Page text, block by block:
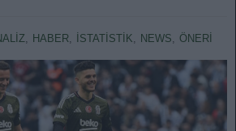
, HABER, İSTATİSTİK, NEWS, ÖNERİ